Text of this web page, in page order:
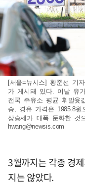
[서울=뉴시스] 황준선 기
가 게시돼 있다. 이날 유
전국 주유소 평균 휘발윳
승, 경유 가격은 1985.8
상승세가 대폭 둔화한 것
hwang@newsis.com
3월까지는 각종 경
지는 않았다.